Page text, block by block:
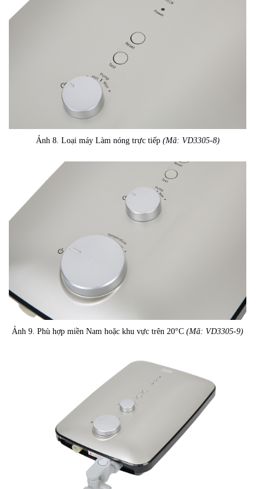
Ảnh 8. Loại máy Làm nóng trực tiếp (Mã: VD3305-8)
Ảnh 9. Phù hợp miền Nam hoặc khu vực trên 20°C (Mã: VD3305-9)